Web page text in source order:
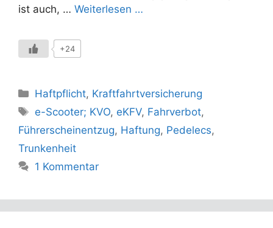
ist auch, … Weiterlesen …
+24
Kategorien
Haftpflicht, Kraftfahrtversicherung
Schlagwörter
e-Scooter; KVO, eKFV, Fahrverbot,
Führerscheinentzug, Haftung, Pedelecs,
Trunkenheit
1 Kommentar